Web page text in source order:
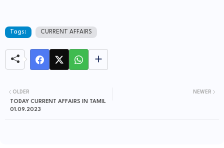
Tags: CURRENT AFFAIRS
NEWER
OLDER
TODAY CURRENT AFFAIRS IN TAMIL
01.09.2023